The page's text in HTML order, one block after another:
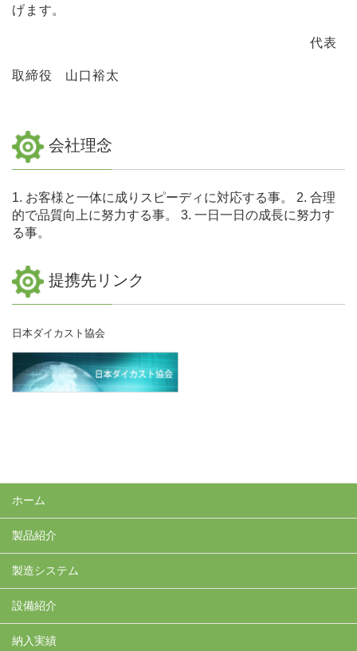
げます。
代表
取締役 山口裕太
会社理念
1. お客様と一体に成りスピーディに対応する事。 2. 合理
的で品質向上に努力する事。 3. 一日一日の成長に努力す
る事。
提携先リンク
日本ダイカスト協会
ホーム
製品紹介
製造システム
設備紹介
納入実績